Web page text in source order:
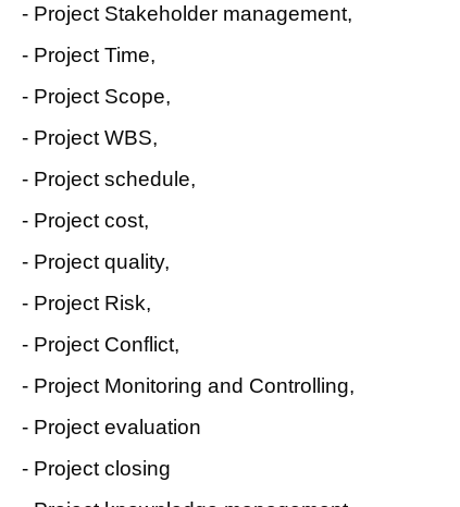
- Project Stakeholder management,
- Project Time,
- Project Scope,
- Project WBS,
- Project schedule,
- Project cost,
- Project quality,
- Project Risk,
- Project Conflict,
- Project Monitoring and Controlling,
- Project evaluation
- Project closing